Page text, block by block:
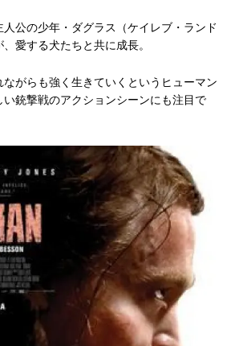
公の少年・ダグラス（ケイレブ・ランド
愛する犬たちと共に成長。
がらも強く生きていくというヒューマン
い銃撃戦のアクションシーンにも注目で